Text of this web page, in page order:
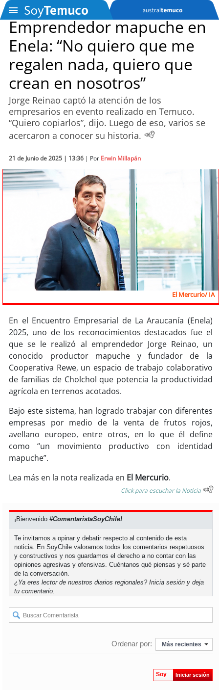
SOYTV
Podcast
Actualidad
Entretención
Economía
Deportes
Sostenibilidad
chile
soyarica
soycalama
soy antofagasta
soycopiapó
soyvalparaíso
soy sanantonio
soytalcahuano
soyconcepción
soycoronel
soyarauco
soytemuco
Emprendedor mapuche en
Enela: “No quiero que me
regalen nada, quiero que
crean en nosotros”
Jorge Reinao captó la atención de los
empresarios en evento realizado en Temuco.
“Quiero copiarlos”, dijo. Luego de eso, varios se
acercaron a conocer su historia.
21 de Junio de 2025 | 13:36 | Por Erwin Millapán
El Mercurio/ IA
En el Encuentro Empresarial de La Araucanía (Enela)
2025, uno de los reconocimientos destacados fue el
que se le realizó al emprendedor Jorge Reinao, un
conocido productor mapuche y fundador de la
Cooperativa Rewe, un espacio de trabajo colaborativo
de familias de Cholchol que potencia la productividad
agrícola en terrenos acotados.
Bajo este sistema, han logrado trabajar con diferentes
empresas por medio de la venta de frutos rojos,
avellano europeo, entre otros, en lo que él define
como “un movimiento productivo con identidad
mapuche”.
Lea más en la nota realizada en El Mercurio.
Click para escuchar la Noticia
¡Bienvenido#ComentaristaSoyChile!
Te invitamos a opinar y debatir respecto al contenido de esta
noticia. En SoyChile valoramos todos los comentarios respetuosos
y constructivos y nos guardamos el derecho a no contar con las
opiniones agresivas y ofensivas. Cuéntanos qué piensas y sé parte
de la conversación.
¿Ya eres lector de nuestros diarios regionales?Inicia sesión y deja
tu comentario.
Ordenar por: Más recientes
Soy Iniciar sesión